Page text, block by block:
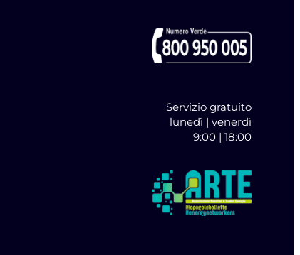
Servizio gratuito
lunedì | venerdì
9:00 | 18:00